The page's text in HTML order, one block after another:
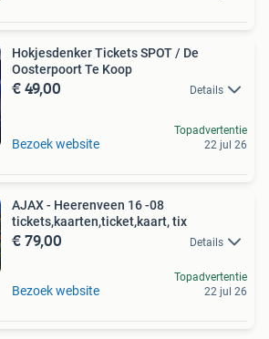
Hokjesdenker Tickets SPOT / De
Oosterpoort Te Koop
€ 49,00 Details
Bezoek website
Topadvertentie
22 jul 26
AJAX - Heerenveen 16 -08
tickets,kaarten,ticket,kaart, tix
€ 79,00 Details
Bezoek website
Topadvertentie
22 jul 26